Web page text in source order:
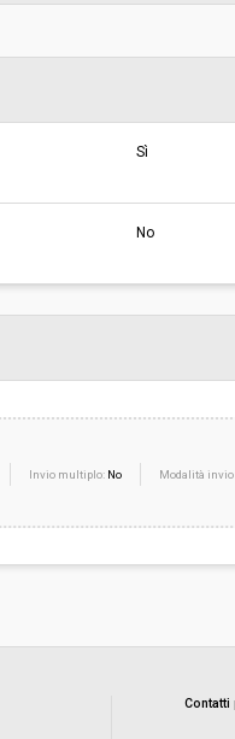
Sì
No
Invio multiplo: No
Modalità